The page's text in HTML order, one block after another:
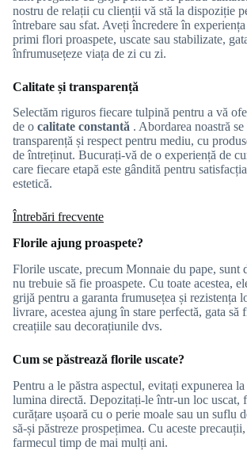
nostru de relații cu clienții vă stă la dispoziție
întrebare sau sfat. Aveți încredere în
primi flori proaspete, uscate sau stabilizate,
înfrumusețeze viața de zi cu zi.
Calitate și transparență
Selectăm riguros fiecare tulpină pentru a vă
de o calitate constantă . Abordarea noastră se
transparență și respect pentru mediu, cu
de întreținut. Bucurați-vă de o experiență de
care fiecare etapă este gândită pentru
estetică.
Întrebări frecvente
Florile ajung proaspete?
Florile uscate, precum Monnaie du pape, sunt
nu trebuie să fie proaspete. Cu toate acestea,
grijă pentru a garanta frumusețea și rezistența
livrare, acestea ajung în stare perfectă, gata să
creațiile sau decorațiunile dvs.
Cum se păstrează florile uscate?
Pentru a le păstra aspectul, evitați expunerea
lumina directă. Depozitați-le într-un loc uscat,
curățare ușoară cu o perie moale sau un suflu
să-și păstreze prospețimea. Cu aceste
farmecul timp de mai mulți ani.